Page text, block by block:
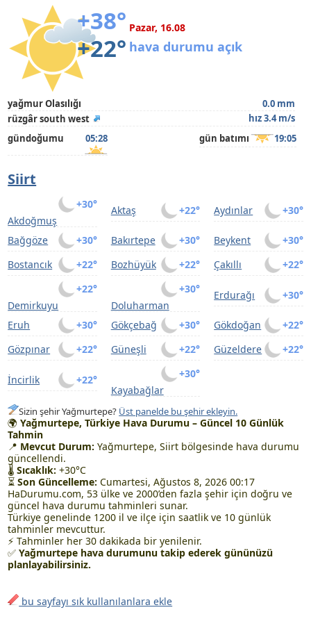
+38°
+22°
Pazar, 16.08
hava durumu açık
yağmur Olasılığı
0.0 mm
rüzgâr south west
hız 3.4 m/s
gündoğumu
05:28 gün batımı 19:05
Siirt
+30°
Akdoğmuş
+22°
Aktaş +30°
Aydınlar
+30°
Bağgöze +30°
Bakırtepe +30°
Beykent
+22°
Bostancık +22°
Bozhüyük +22°
Çakıllı
+22°
Demirkuyu
+30°
Doluharman
+30°
Erdurağı
+30°
Eruh +30°
Gökçebağ +22°
Gökdoğan
+22°
Gözpınar +22°
Güneşli +22°
Güzeldere
+22°
İncirlik
+30°
Kayabağlar
Sizin şehir Yağmurtepe? Üst panelde bu şehir ekleyin.
🌍Yağmurtepe, Türkiye Hava Durumu – Güncel 10 Günlük
Tahmin
📍 Mevcut Durum: Yağmurtepe, Siirt bölgesinde hava durumu
güncellendi.
🌡Sıcaklık: +30°C
⏳Son Güncelleme: Cumartesi, Ağustos 8, 2026 00:17
HaDurumu.com, 53 ülke ve 2000’den fazla şehir için doğru ve
güncel hava durumu tahminleri sunar.
Türkiye genelinde 1200 il ve ilçe için saatlik ve 10 günlük
tahminler mevcuttur.
⚡ Tahminler her 30 dakikada bir yenilenir.
✅Yağmurtepe hava durumunu takip ederek gününüzü
planlayabilirsiniz.
bu sayfayı sık kullanılanlara ekle